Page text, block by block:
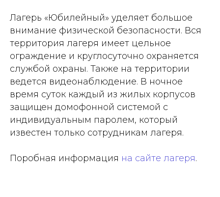
Лагерь «Юбилейный» уделяет большое
внимание физической безопасности. Вся
территория лагеря имеет цельное
ограждение и круглосуточно охраняется
службой охраны. Также на территории
ведется видеонаблюдение. В ночное
время суток каждый из жилых корпусов
защищен домофонной системой с
индивидуальным паролем, который
известен только сотрудникам лагеря.
Поробная информация на сайте лагеря.